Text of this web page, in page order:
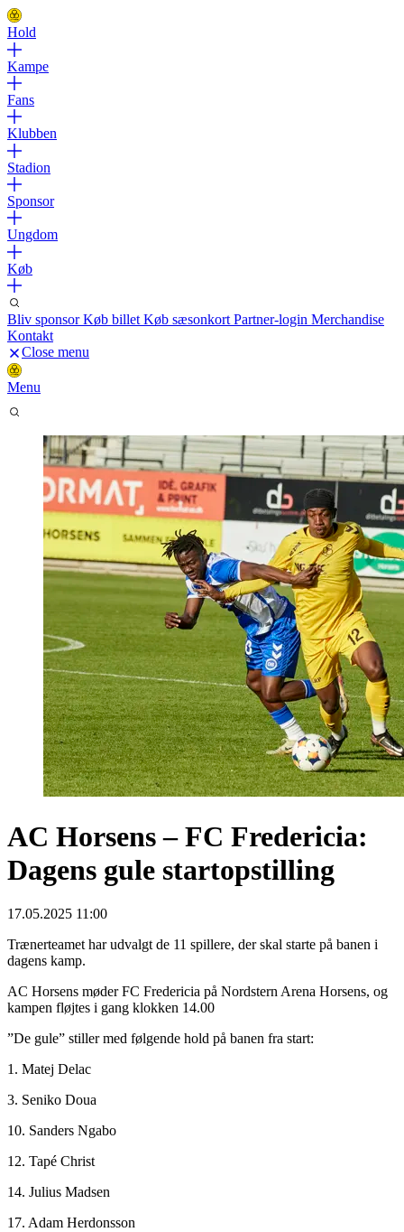
Hold
Kampe
Fans
Klubben
Stadion
Sponsor
Ungdom
Køb
Bliv sponsorKøb billet Køb sæsonkort Partner-login Merchandise
Kontakt
Close menu
Menu
AC Horsens – FC Fredericia:
Dagens gule startopstilling
17.05.2025 11:00
Trænerteamet har udvalgt de 11 spillere, der skal starte på banen i
dagens kamp.
AC Horsens møder FC Fredericia på Nordstern Arena Horsens, og
kampen fløjtes i gang klokken 14.00
”De gule” stiller med følgende hold på banen fra start:
1. Matej Delac
3. Seniko Doua
10. Sanders Ngabo
12. Tapé Christ
14. Julius Madsen
17. Adam Herdonsson